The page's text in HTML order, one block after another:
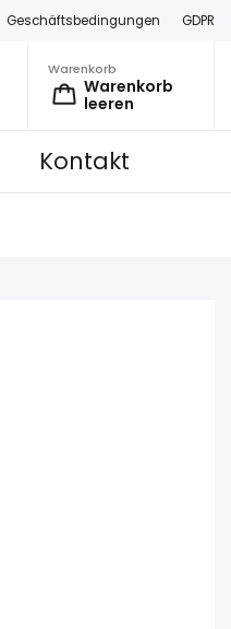
Geschäftsbedingungen GDPR
Warenkorb
Warenkorb
leeren
Kontakt